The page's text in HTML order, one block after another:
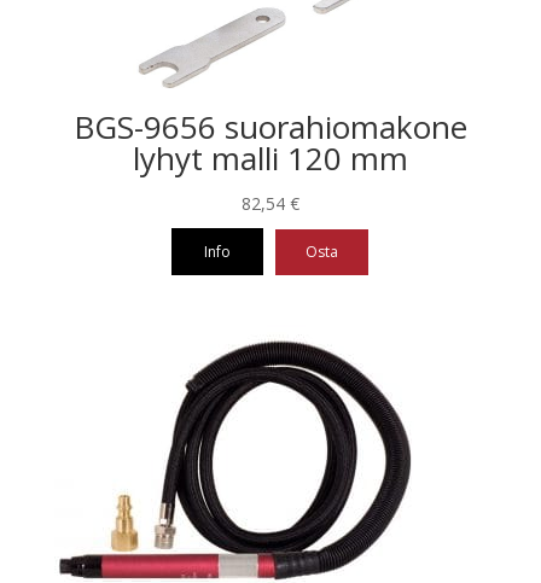
BGS-9656 suorahiomakone
lyhyt malli 120 mm
82,54 €
Info Osta